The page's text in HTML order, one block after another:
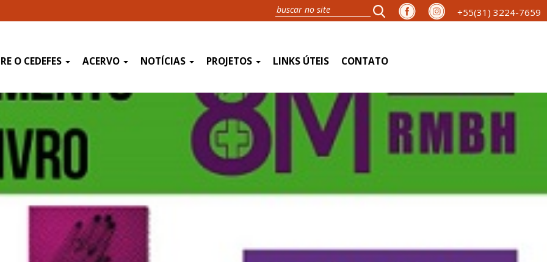
+55(31) 3224-7659
O CEDEFES ACERVO NOTÍCIAS PROJETOS LINKS ÚTEIS CONTATO